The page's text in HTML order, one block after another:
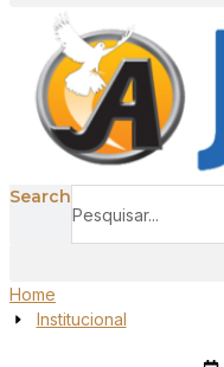
Search
Home
Institucional